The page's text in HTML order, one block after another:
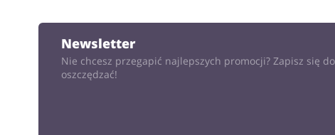
Newsletter
Nie chcesz przegapić najlepszych promocji? Zapisz się
oszczędzać!